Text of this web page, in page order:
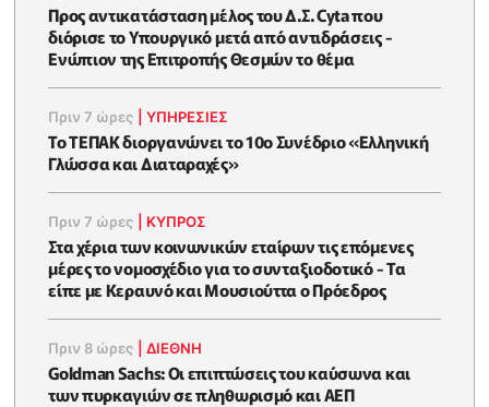
Προς αντικατάσταση μέλος του Δ.Σ. Cyta που
διόρισε το Υπουργικό μετά από αντιδράσεις -
Ενώπιον της Επιτροπής Θεσμών το θέμα
Πριν 7 ώρες |ΥΠΗΡΕΣΙΕΣ
Το ΤΕΠΑΚ διοργανώνει το 10ο Συνέδριο «Ελληνική
Γλώσσα και Διαταραχές»
Πριν 7 ώρες ΚΥΠΡΟΣ
Στα χέρια των κοινωνικών εταίρων τις επόμενες
μέρες το νομοσχέδιο για το συνταξιοδοτικό - Τα
είπε με Κεραυνό και Μουσιούττα ο Πρόεδρος
Πριν 8 ώρες |ΔΙΕΘΝΗ
Goldman Sachs: Οι επιπτώσεις του καύσωνα και
των πυρκαγιών σε πληθωρισμό και ΑΕΠ